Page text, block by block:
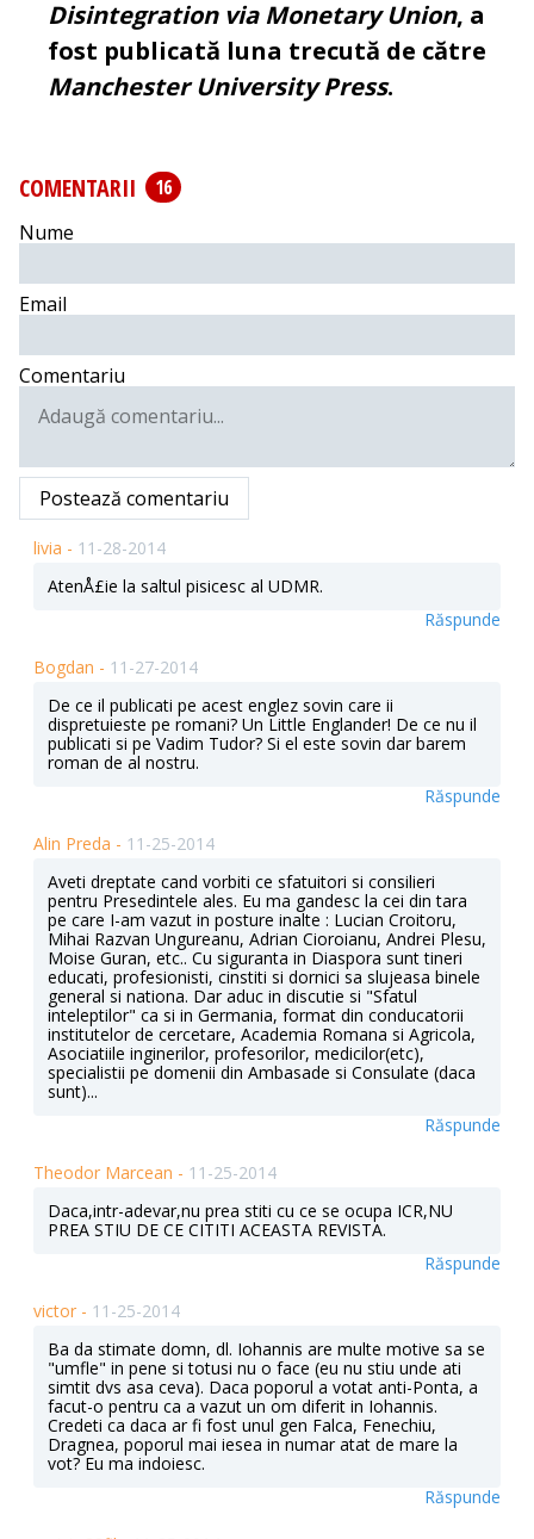
Disintegration via Monetary Union, a
fost publicată luna trecută de către
Manchester University Press.
COMENTARII
16
Nume
Email
Comentariu
Postează comentariu
livia - 11-28-2014
AtenÅ£ie la saltul pisicesc al UDMR.
Răspunde
Bogdan - 11-27-2014
De ce il publicati pe acest englez sovin care ii
dispretuieste pe romani? Un Little Englander! De ce nu il
publicati si pe Vadim Tudor? Si el este sovin dar barem
roman de al nostru.
Răspunde
Alin Preda - 11-25-2014
Aveti dreptate cand vorbiti ce sfatuitori si consilieri
pentru Presedintele ales. Eu ma gandesc la cei din tara
pe care I-am vazut in posture inalte : Lucian Croitoru,
Mihai Razvan Ungureanu, Adrian Cioroianu, Andrei Plesu,
Moise Guran, etc.. Cu siguranta in Diaspora sunt tineri
educati, profesionisti, cinstiti si dornici sa slujeasa binele
general si nationa. Dar aduc in discutie si "Sfatul
inteleptilor" ca si in Germania, format din conducatorii
institutelor de cercetare, Academia Romana si Agricola,
Asociatiile inginerilor, profesorilor, medicilor(etc),
specialistii pe domenii din Ambasade si Consulate (daca
sunt)...
Răspunde
Theodor Marcean - 11-25-2014
Daca,intr-adevar,nu prea stiti cu ce se ocupa ICR,NU
PREA STIU DE CE CITITI ACEASTA REVISTA.
Răspunde
victor - 11-25-2014
Ba da stimate domn, dl. Iohannis are multe motive sa se
"umfle" in pene si totusi nu o face (eu nu stiu unde ati
simtit dvs asa ceva). Daca poporul a votat anti-Ponta, a
facut-o pentru ca a vazut un om diferit in Iohannis.
Credeti ca daca ar fi fost unul gen Falca, Fenechiu,
Dragnea, poporul mai iesea in numar atat de mare la
vot? Eu ma indoiesc.
Răspunde